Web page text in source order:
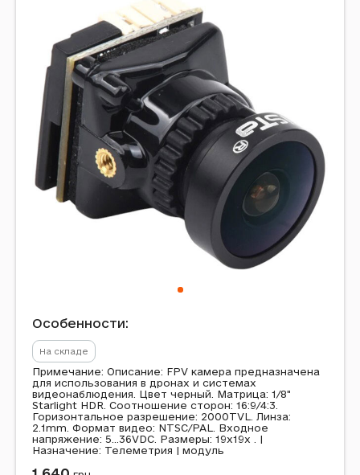
Особенности:
На складе
Примечание: Описание: FPV камера предназначена
для использования в дронах и системах
видеонаблюдения. Цвет черный. Матрица: 1/8"
Starlight HDR. Соотношение сторон: 16:9/4:3.
Горизонтальное разрешение: 2000TVL. Линза:
2.1mm. Формат видео: NTSC/PAL. Входное
напряжение: 5...36VDC. Размеры: 19x19x . |
Назначение: Телеметрия | модуль